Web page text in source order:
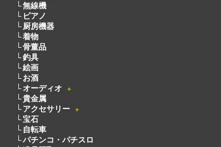
無線機
ピアノ
厨房機器
着物
骨董品
釣具
絵画
お酒
オーディオ
＋
貴金属
アクセサリー
＋
宝石
自転車
パチンコ・パチスロ